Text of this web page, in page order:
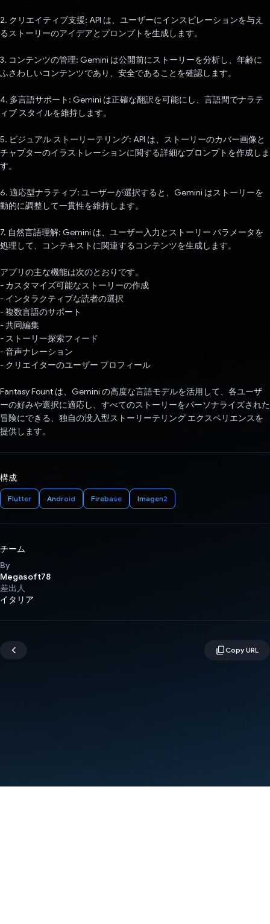
2. クリエイティブ支援: API は、ユーザーにインスピレーションを与え
るストーリーのアイデアとプロンプトを生成します。
3. コンテンツの管理: Gemini は公開前にストーリーを分析し、年齢に
ふさわしいコンテンツであり、安全であることを確認します。
4. 多言語サポート: Gemini は正確な翻訳を可能にし、言語間でナラテ
ィブ スタイルを維持します。
5. ビジュアル ストーリーテリング: API は、ストーリーのカバー画像と
チャプターのイラストレーションに関する詳細なプロンプトを作成しま
す。
6. 適応型ナラティブ: ユーザーが選択すると、Gemini はストーリーを
動的に調整して一貫性を維持します。
7. 自然言語理解: Gemini は、ユーザー入力とストーリー パラメータを
処理して、コンテキストに関連するコンテンツを生成します。
アプリの主な機能は次のとおりです。
- カスタマイズ可能なストーリーの作成
- インタラクティブな読者の選択
- 複数言語のサポート
- 共同編集
- ストーリー探索フィード
- 音声ナレーション
- クリエイターのユーザー プロフィール
Fantasy Fount は、Gemini の高度な言語モデルを活用して、各ユーザ
ーの好みや選択に適応し、すべてのストーリーをパーソナライズされた
冒険にできる、独自の没入型ストーリーテリング エクスペリエンスを
提供します。
構成
Flutter Android Firebase Imagen2
チーム
By
Megasoft78
差出人
イタリア